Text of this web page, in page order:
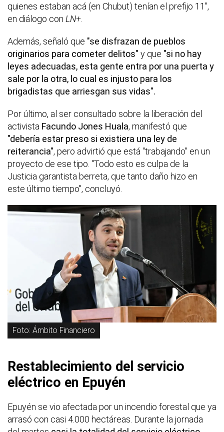
quienes estaban acá (en Chubut) tenían el prefijo 11",
en diálogo con LN+.
Además, señaló que "se disfrazan de pueblos
originarios para cometer delitos" y que "si no hay
leyes adecuadas, esta gente entra por una puerta y
sale por la otra, lo cual es injusto para los
brigadistas que arriesgan sus vidas".
Por último, al ser consultado sobre la liberación del
activista Facundo Jones Huala, manifestó que
"debería estar preso si existiera una ley de
reiterancia", pero advirtió que está "trabajando" en un
proyecto de ese tipo. "Todo esto es culpa de la
Justicia garantista berreta, que tanto daño hizo en
este último tiempo", concluyó.
Foto: Ámbito Financiero
Restablecimiento del servicio
eléctrico en Epuyén
Epuyén se vio afectada por un incendio forestal que ya
arrasó con casi 4.000 hectáreas. Durante la jornada